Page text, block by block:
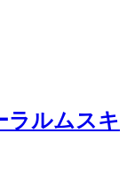
ラルムスキ